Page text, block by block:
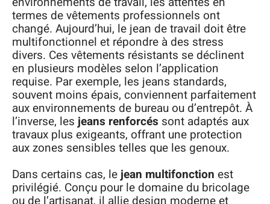
termes de vêtements professionnels ont
changé. Aujourd’hui, le jean de travail doit être
multifonctionnel et répondre à des stress
divers. Ces vêtements résistants se déclinent
en plusieurs modèles selon l’application
requise. Par exemple, les jeans standards,
souvent moins épais, conviennent parfaitement
aux environnements de bureau ou d’entrepôt. À
l’inverse, lesjeans renforcés sont adaptés aux
travaux plus exigeants, offrant une protection
aux zones sensibles telles que les genoux.
Dans certains cas, lejean multifonction est
privilégié. Conçu pour le domaine du bricolage